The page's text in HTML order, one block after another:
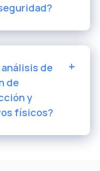
de
de
y
físicos?